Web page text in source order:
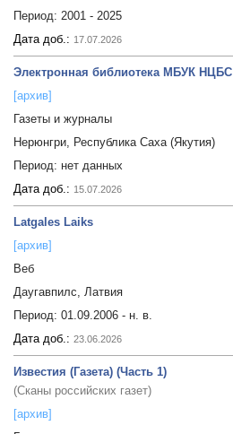
Период: 2001 - 2025
Дата доб.: 17.07.2026
Электронная библиотека МБУК НЦБС
[архив]
Газеты и журналы
Нерюнгри, Республика Саха (Якутия)
Период: нет данных
Дата доб.: 15.07.2026
Latgales Laiks
[архив]
Веб
Даугавпилс, Латвия
Период: 01.09.2006 - н. в.
Дата доб.: 23.06.2026
Известия (Газета) (Часть 1)
(Сканы российских газет)
[архив]